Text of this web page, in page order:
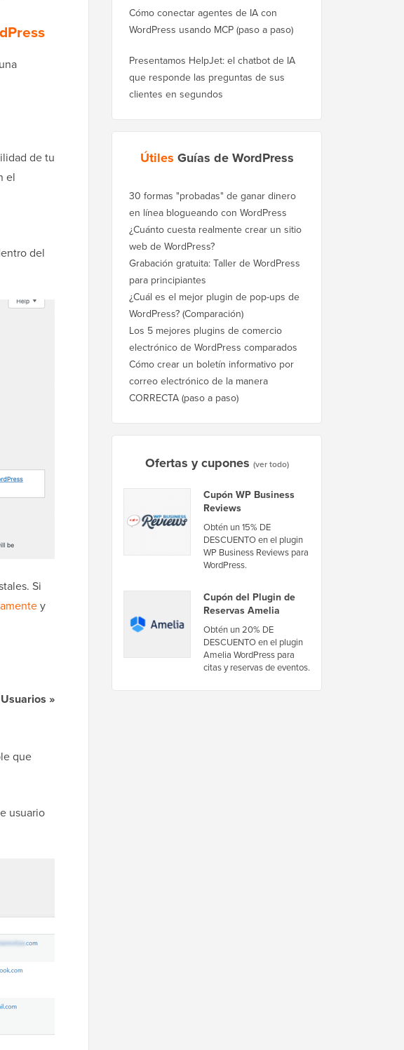
de tu
el
del
Si
y
Usuarios »
que
usuario
Cómo conectar agentes de IA con
WordPress usando MCP (paso a paso)
Presentamos HelpJet: el chatbot de IA
que responde las preguntas de sus
clientes en segundos
Útiles Guías de WordPress
30 formas "probadas" de ganar dinero
en línea blogueando con WordPress
¿Cuánto cuesta realmente crear un sitio
web de WordPress?
Grabación gratuita: Taller de WordPress
para principiantes
¿Cuál es el mejor plugin de pop-ups de
WordPress? (Comparación)
Los 5 mejores plugins de comercio
electrónico de WordPress comparados
Cómo crear un boletín informativo por
correo electrónico de la manera
CORRECTA (paso a paso)
Ofertas y cupones (ver todo)
Cupón WP Business
Reviews
Obtén un 15% DE
DESCUENTO en el plugin
WP Business Reviews para
WordPress.
Cupón del Plugin de
Reservas Amelia
Obtén un 20% DE
DESCUENTO en el plugin
Amelia WordPress para
citas y reservas de eventos.